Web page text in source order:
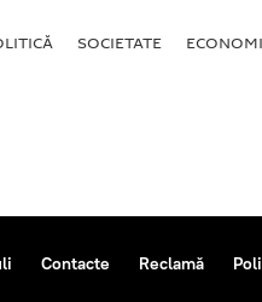
SOCIETATE
Contacte Reclamă